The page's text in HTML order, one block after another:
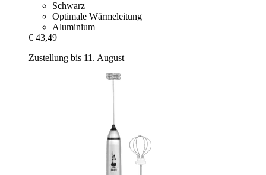
Schwarz
Optimale Wärmeleitung
Aluminium
€ 43,49
Zustellung bis 11. August